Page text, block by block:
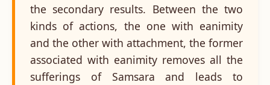
the secondary results. Between the two
kinds of actions, the one with eanimity
and the other with attachment, the former
associated with eanimity removes all the
sufferings of Samsara and leads to